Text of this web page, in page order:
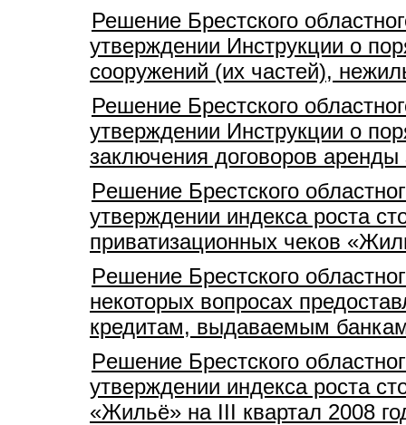
Решение Брестского
утверждении Инструкции о
сооружений (их частей),
Решение Брестского
утверждении Инструкции о
заключения договоров
Pешение Брестского
утверждении индекса роста
приватизационных чеков
Pешение Брестского
некоторых вопросах
кредитам, выдаваемым
Pешение Брестского
утверждении индекса роста
«Жильё» на III квартал 2008